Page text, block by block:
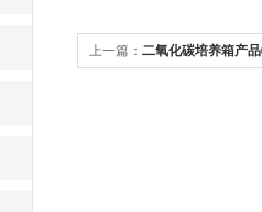
上一篇： 二氧化碳培养箱产